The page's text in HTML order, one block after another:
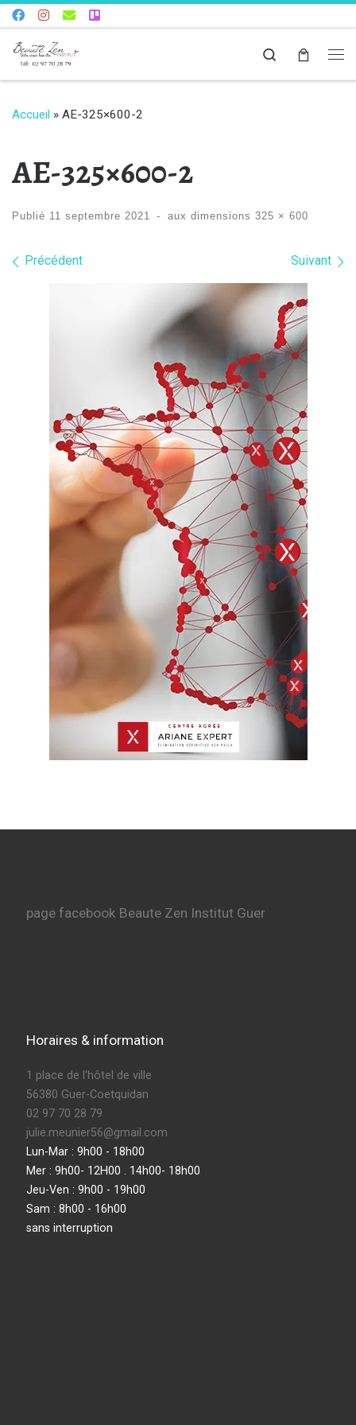
Skip to content
Search
Accueil » AE-325×600-2
AE-325×600-2
Publié 11 septembre 2021 - aux dimensions 325 × 600
Navigation dans les images
Précédent Suivant
page facebook Beaute Zen Institut Guer
Horaires & information
1 place de l'hôtel de ville
56380 Guer-Coetquidan
02 97 70 28 79
julie.meunier56@gmail.com
Lun-Mar : 9h00 - 18h00
Mer : 9h00- 12H00 . 14h00- 18h00
Jeu-Ven : 9h00 - 19h00
Sam : 8h00 - 16h00
sans interruption